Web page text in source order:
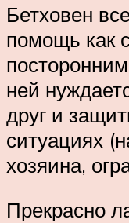
Бетховен
помощь как
ней
друг и
ситуациях
хозяина,
Прекрасно